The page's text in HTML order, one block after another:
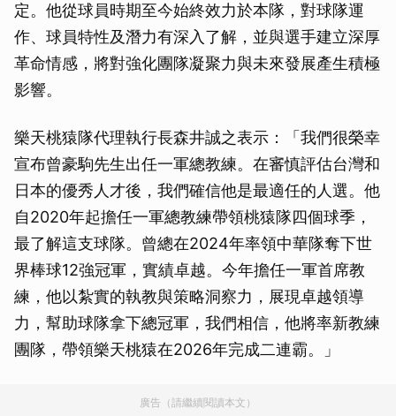
定。他從球員時期至今始終效力於本隊，對球隊運
作、球員特性及潛力有深入了解，並與選手建立深厚
革命情感，將對強化團隊凝聚力與未來發展產生積極
影響。
樂天桃猿隊代理執行長森井誠之表示：「我們很榮幸
宣布曾豪駒先生出任一軍總教練。在審慎評估台灣和
日本的優秀人才後，我們確信他是最適任的人選。他
自2020年起擔任一軍總教練帶領桃猿隊四個球季，
最了解這支球隊。曾總在2024年率領中華隊奪下世
界棒球12強冠軍，實績卓越。今年擔任一軍首席教
練，他以紮實的執教與策略洞察力，展現卓越領導
力，幫助球隊拿下總冠軍，我們相信，他將率新教練
團隊，帶領樂天桃猿在2026年完成二連霸。」
廣告（請繼續閱讀本文）